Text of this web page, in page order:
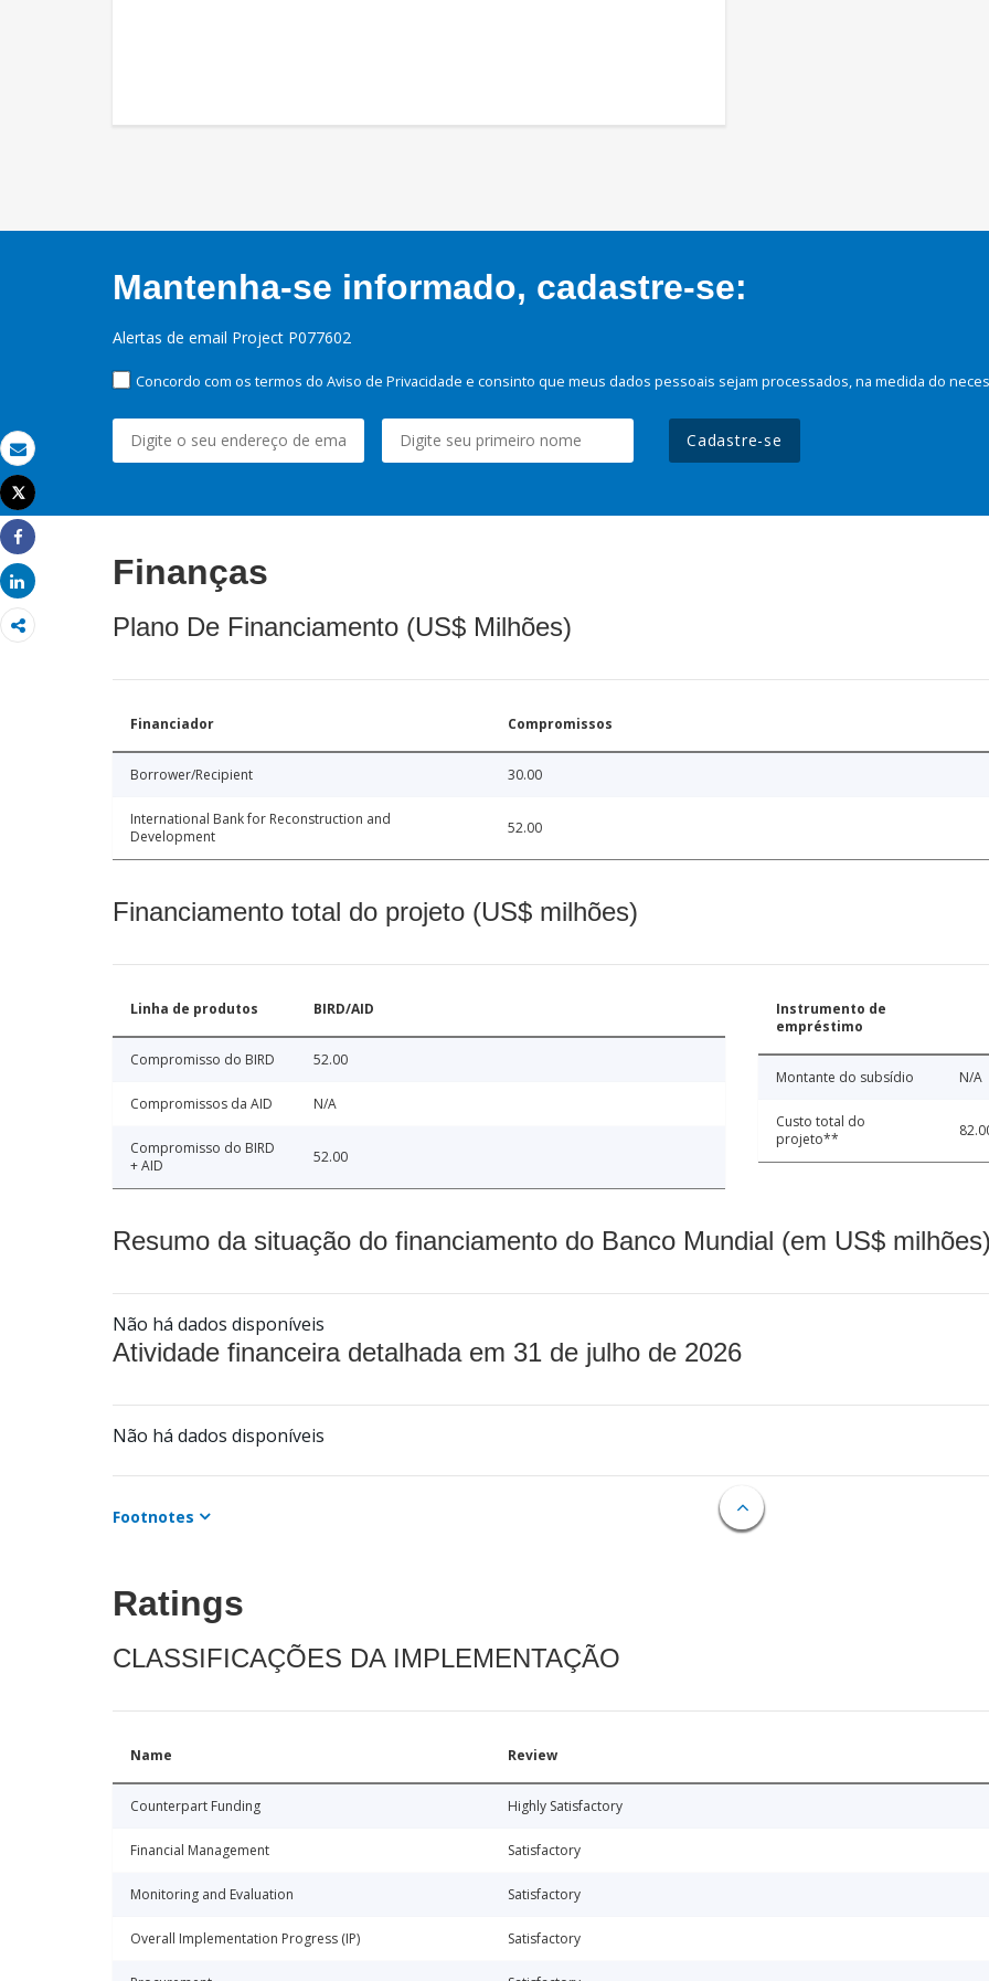
Email
Imprimir
Tweet
Share
Share
Mantenha-se informado, cadastre-se:
Alertas de email Project P077602
Concordo com os termos do Aviso de Privacidade e consinto que meus dados pessoais sejam processados, na medida do
Cadastre-se
Finanças
Plano De Financiamento (US$ Milhões)
Financiador Compromissos
Borrower/Recipient 30.00
International Bank for Reconstruction and
Development
52.00
Financiamento total do projeto (US$ milhões)
Linha de produtos BIRD/AID
Compromisso do BIRD 52.00
Compromissos da AID N/A
Compromisso do BIRD
+ AID
52.00
Instrumento de
empréstimo
Montante do subsídio N/A
Custo total do
projeto**
Resumo da situação do financiamento do Banco Mundial (em US$
Não há dados disponíveis
Atividade financeira detalhada em 31 de julho de 2026
Não há dados disponíveis
Footnotes
Ratings
CLASSIFICAÇÕES DA IMPLEMENTAÇÃO
Name Review
Counterpart Funding Highly Satisfactory
Financial Management Satisfactory
Monitoring and Evaluation Satisfactory
Overall Implementation Progress (IP) Satisfactory